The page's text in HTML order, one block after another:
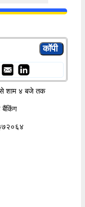
से शाम ४ बजे तक